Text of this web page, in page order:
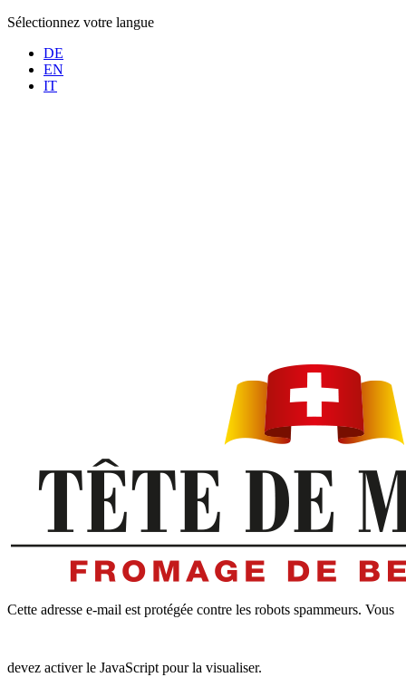
Sélectionnez votre langue
DE
EN
IT
Cette adresse e-mail est protégée contre les robots spammeurs. Vous
devez activer le JavaScript pour la visualiser.